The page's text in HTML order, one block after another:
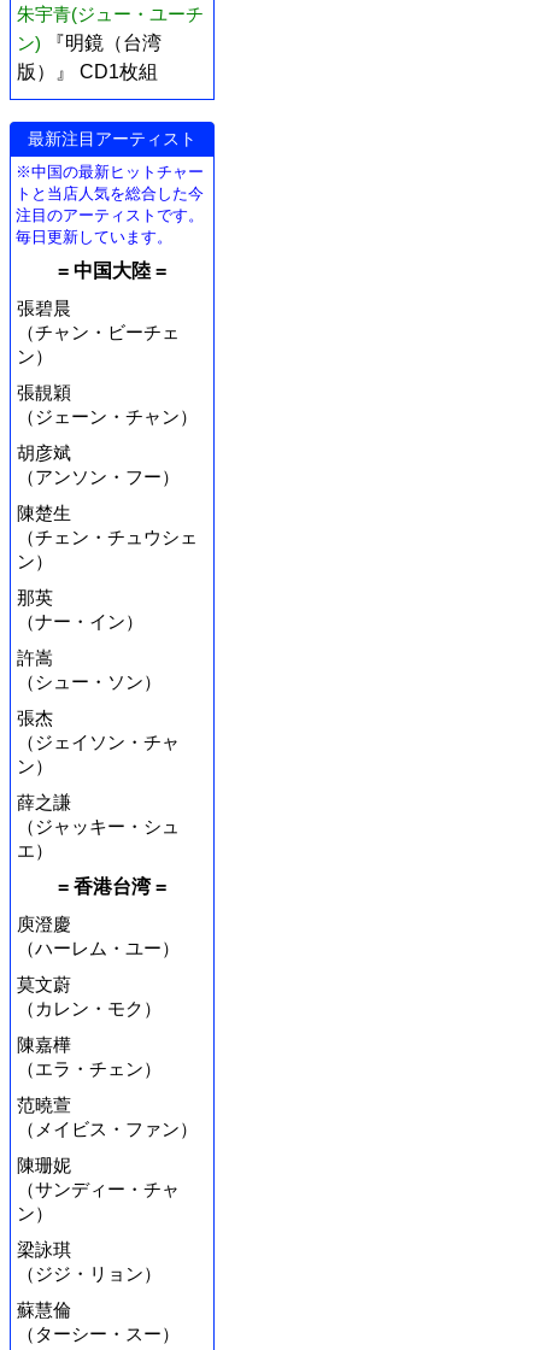
朱宇青(ジュー・ユーチ
ン)
『明鏡（台湾
版）』 CD1枚組
最新注目アーティスト
※中国の最新ヒットチャー
トと当店人気を総合した今
注目のアーティストです。
毎日更新しています。
= 中国大陸 =
張碧晨
（チャン・ビーチェ
ン）
張靚穎
（ジェーン・チャン）
胡彦斌
（アンソン・フー）
陳楚生
（チェン・チュウシェ
ン）
那英
（ナー・イン）
許嵩
（シュー・ソン）
張杰
（ジェイソン・チャ
ン）
薛之謙
（ジャッキー・シュ
エ）
= 香港台湾 =
庾澄慶
（ハーレム・ユー）
莫文蔚
（カレン・モク）
陳嘉樺
（エラ・チェン）
范曉萱
（メイビス・ファン）
陳珊妮
（サンディー・チャ
ン）
梁詠琪
（ジジ・リョン）
蘇慧倫
（ターシー・スー）